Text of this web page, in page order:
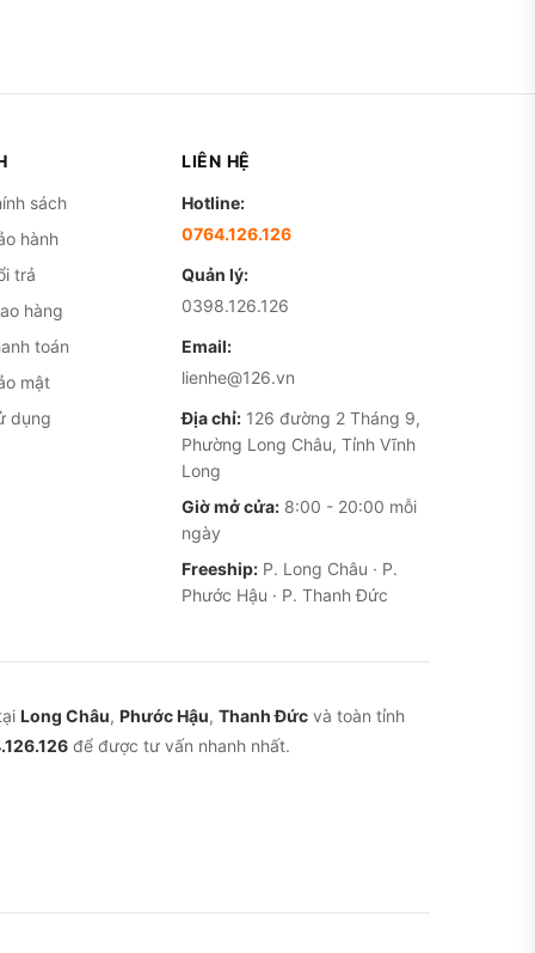
sách
hành
trả
hàng
toán
mật
dụng
LIÊN HỆ
Hotline:
0764.126.126
Quản lý:
0398.126.126
Email:
lienhe@126.vn
Địa chỉ: 126 đường 2 Tháng 9,
Phường Long Châu, Tỉnh Vĩnh
Long
Giờ mở cửa: 8:00 - 20:00 mỗi
ngày
Freeship: P. Long Châu · P.
Phước Hậu · P. Thanh Đức
Long Châu, Phước Hậu, Thanh Đức và toàn tỉnh
để được tư vấn nhanh nhất.